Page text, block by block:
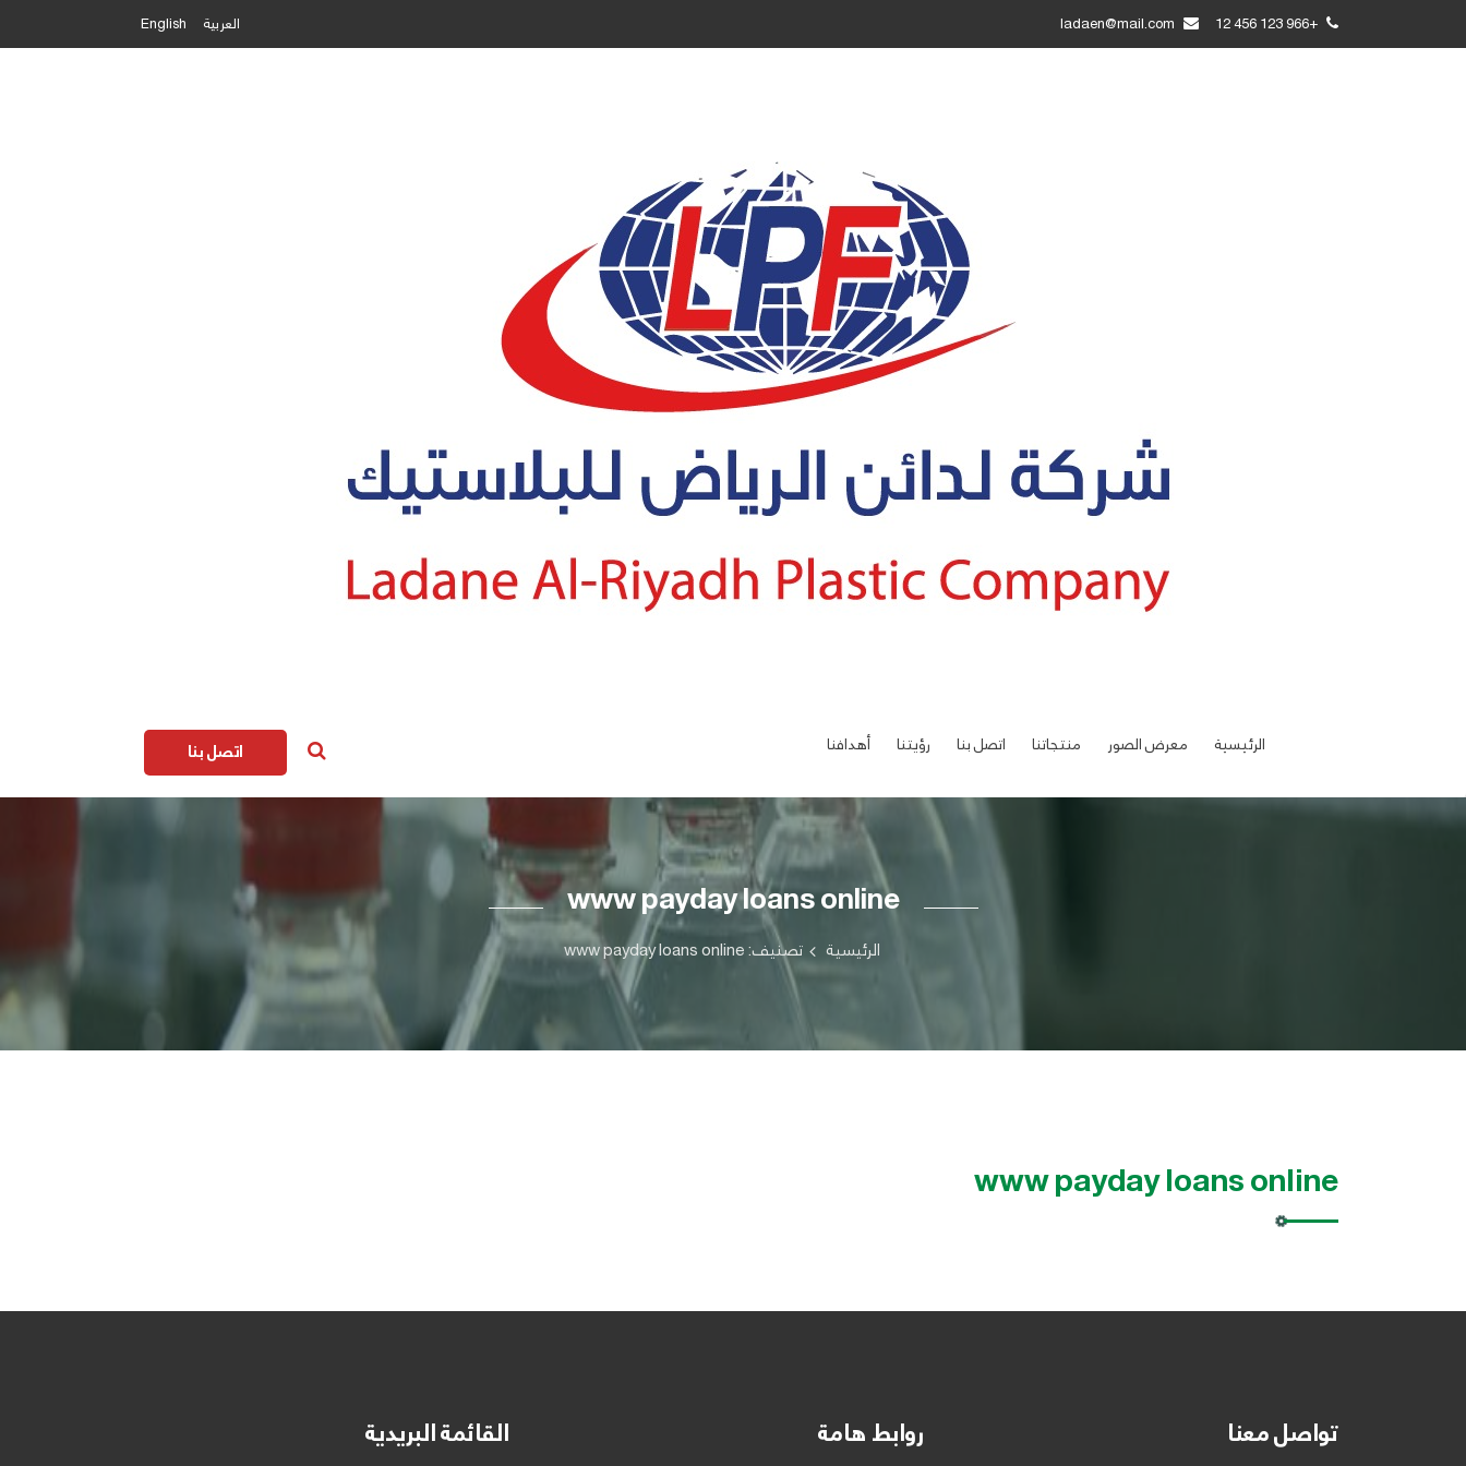
+966 123 456 12 العربية English
الرئيسية معرض الصور منتجاتنا اتصل بنا رؤيتنا أهدافنا اتصل بنا
www payday loans online
الرئيسية تصنيف: www payday loans online
www payday loans online
تواصل معنا روابط هامة القائمة البريدية